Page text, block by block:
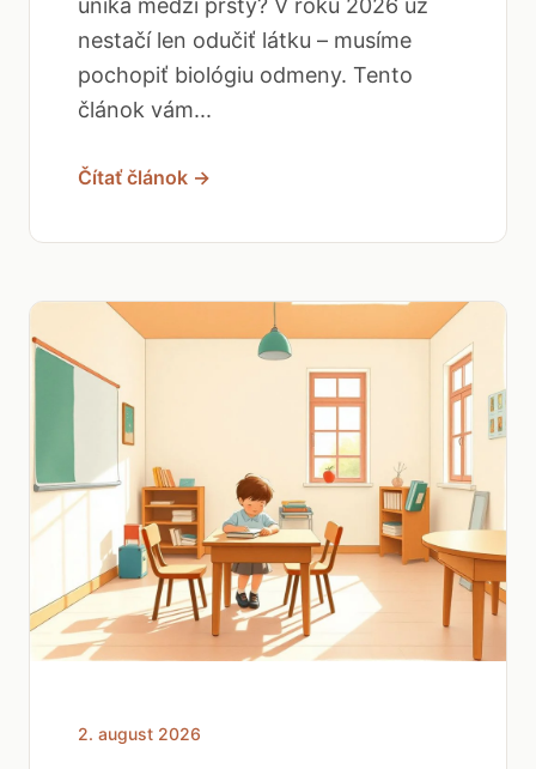
uniká medzi prsty? V roku 2026 už
nestačí len odučiť látku – musíme
pochopiť biológiu odmeny. Tento
článok vám...
Čítať článok →
2. august 2026